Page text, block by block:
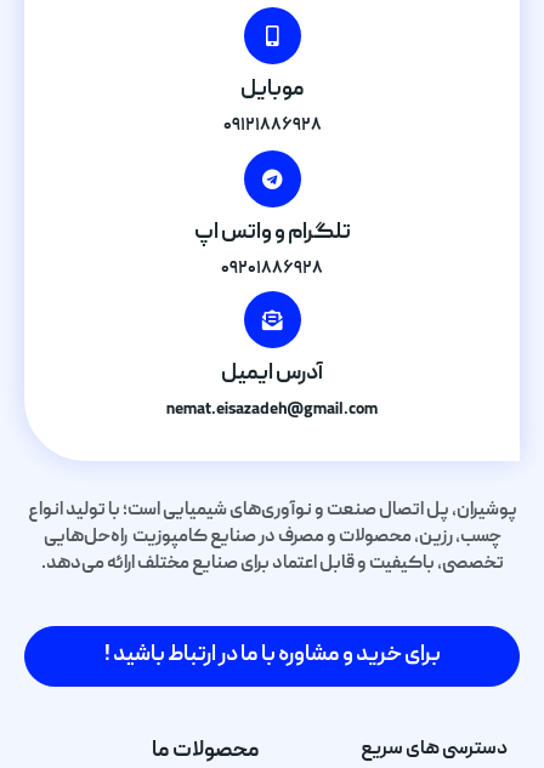
موبایل
۰۹۱۲۱۸۸۶۹۲۸
تلگرام و واتس اپ
۰۹۲۰۱۸۸۶۹۲۸
آدرس ایمیل
nemat.eisazadeh@gmail.com
پوشیران، پل اتصال صنعت و نوآوری‌های شیمیایی است؛ با تولید انواع
چسب، رزین، محصولات و مصرف در صنایع کامپوزیت راه‌حل‌هایی
تخصصی، باکیفیت و قابل اعتماد برای صنایع مختلف ارائه می‌دهد.
برای خرید و مشاوره با ما در ارتباط باشید !
دسترسی های سریع محصولات ما